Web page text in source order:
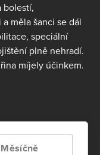
bolestí,
měla šanci se dál
speciální
plně nehradí.
míjely účinkem.
Měsíčně